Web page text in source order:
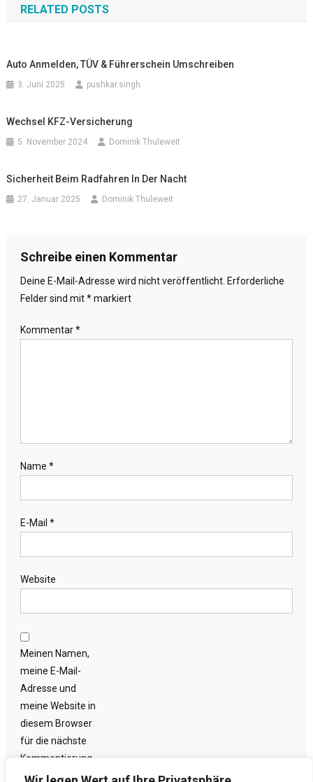
RELATED POSTS
Auto Anmelden, TÜV & Führerschein Umschreiben
3. Juni 2025 pushkar.singh
Wechsel KFZ-Versicherung
5. November 2024 Dominik Thuleweit
Sicherheit Beim Radfahren In Der Nacht
27. Januar 2025 Dominik Thuleweit
Schreibe einen Kommentar
Deine E-Mail-Adresse wird nicht veröffentlicht. Erforderliche
Felder sind mit*markiert
Kommentar*
Name *
E-Mail *
Website
Meinen Namen,
meine E-Mail-
Adresse und
meine Website in
diesem Browser
für die nächste
Kommentierung
speichern.